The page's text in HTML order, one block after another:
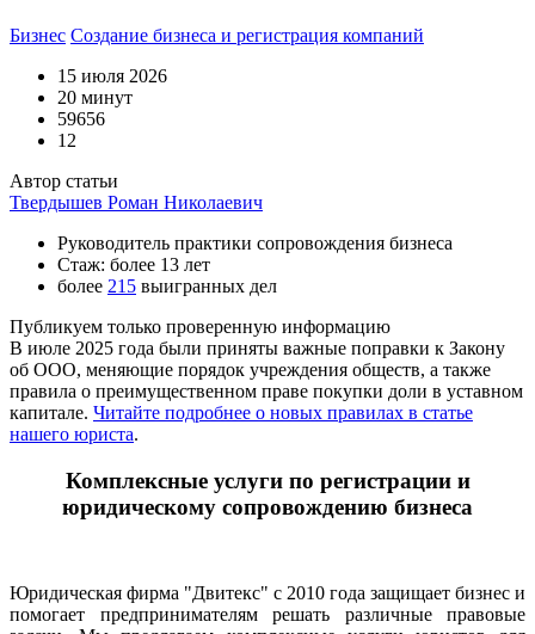
Бизнес Создание бизнеса и регистрация компаний
15 июля 2026
20 минут
59656
12
Автор статьи
Твердышев Роман Николаевич
Руководитель практики сопровождения бизнеса
Стаж: более 13 лет
более 215 выигранных дел
Публикуем только проверенную информацию
В июле 2025 года были приняты важные поправки к Закону
об ООО, меняющие порядок учреждения обществ, а также
правила о преимущественном праве покупки доли в уставном
капитале. Читайте подробнее о новых правилах в статье
нашего юриста.
Комплексные услуги по регистрации и
юридическому сопровождению бизнеса
Юридическая фирма "Двитекс" с 2010 года защищает бизнес и
помогает предпринимателям решать различные правовые